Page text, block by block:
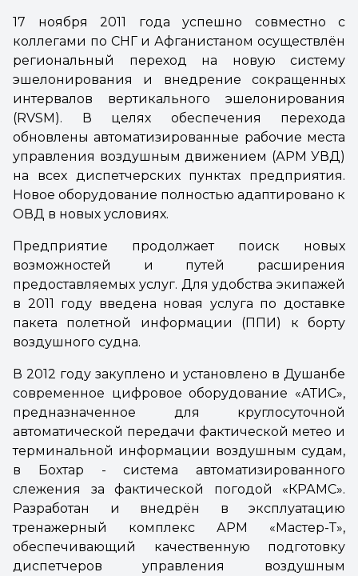
17 ноября 2011 года успешно совместно с
коллегами по СНГ и Афганистаном осуществлён
региональный переход на новую систему
эшелонирования и внедрение сокращенных
интервалов вертикального эшелонирования
(RVSM). В целях обеспечения перехода
обновлены автоматизированные рабочие места
управления воздушным движением (АРМ УВД)
на всех диспетчерских пунктах предприятия.
Новое оборудование полностью адаптировано к
ОВД в новых условиях.
Предприятие продолжает поиск новых
возможностей и путей расширения
предоставляемых услуг. Для удобства экипажей
в 2011 году введена новая услуга по доставке
пакета полетной информации (ППИ) к борту
воздушного судна.
В 2012 году закуплено и установлено в Душанбе
современное цифровое оборудование «АТИС»,
предназначенное для круглосуточной
автоматической передачи фактической метео и
терминальной информации воздушным судам,
в Бохтар - система автоматизированного
слежения за фактической погодой «КРАМС».
Разработан и внедрён в эксплуатацию
тренажерный комплекс АРМ «Мастер-Т»,
обеспечивающий качественную подготовку
диспетчеров управления воздушным